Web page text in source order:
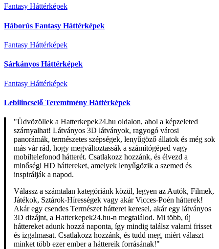
Fantasy Háttérképek
Háborús Fantasy Háttérképek
Fantasy Háttérképek
Sárkányos Háttérképek
Fantasy Háttérképek
Lebilincselő Teremtmény Háttérképek
"Üdvözöllek a Hatterkepek24.hu oldalon, ahol a képzeleted
szárnyalhat! Látványos 3D látványok, ragyogó városi
panorámák, természetes szépségek, lenyűgöző állatok és még sok
más vár rád, hogy megváltoztassák a számítógéped vagy
mobiltelefonod hátterét. Csatlakozz hozzánk, és élvezd a
minőségi HD háttereket, amelyek lenyűgözik a szemed és
inspirálják a napod.
Válassz a számtalan kategóriánk közül, legyen az Autók, Filmek,
Játékok, Sztárok-Hírességek vagy akár Vicces-Poén hátterek!
Akár egy csendes Természet hátteret keresel, akár egy látványos
3D dizájnt, a Hatterkepek24.hu-n megtalálod. Mi több, új
háttereket adunk hozzá naponta, így mindig találsz valami frisset
és izgalmasat. Csatlakozz hozzánk, és tudd meg, miért választ
minket több ezer ember a háttereik forrásának!"